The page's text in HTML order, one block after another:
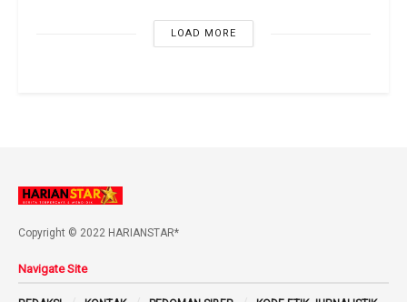
LOAD MORE
Copyright © 2022 HARIANSTAR*
Navigate Site